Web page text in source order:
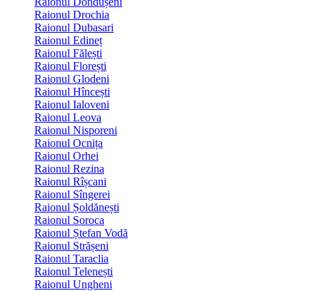
Raionul Drochia
Raionul Dubasari
Raionul Edineț
Raionul Fălești
Raionul Florești
Raionul Glodeni
Raionul Hîncești
Raionul Ialoveni
Raionul Leova
Raionul Nisporeni
Raionul Ocnița
Raionul Orhei
Raionul Rezina
Raionul Rîșcani
Raionul Sîngerei
Raionul Șoldănești
Raionul Soroca
Raionul Ștefan Vodă
Raionul Strășeni
Raionul Taraclia
Raionul Telenești
Raionul Ungheni